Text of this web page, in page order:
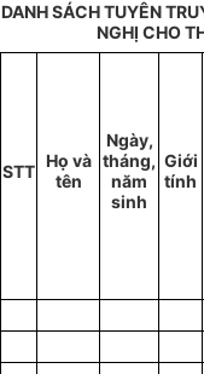
DANH SÁCHTUYÊN
NGHỊ CHO
STT
Họ và
tên
Ngày,
tháng,
năm
sinh
Giới
tính